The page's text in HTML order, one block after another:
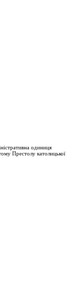
одиниця
Престолу католицької